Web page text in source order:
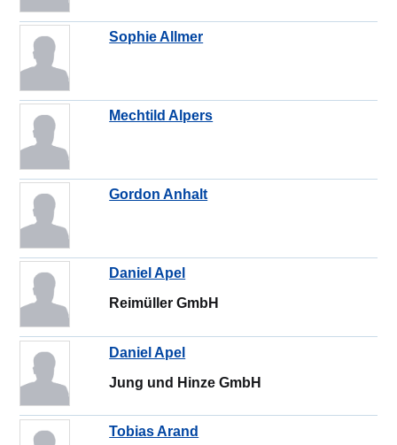
Sophie Allmer
Mechtild Alpers
Gordon Anhalt
Daniel Apel
Reimüller GmbH
Daniel Apel
Jung und Hinze GmbH
Tobias Arand